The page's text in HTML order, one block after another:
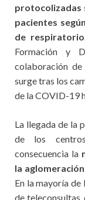
protocolizadas
pacientes
de respiratorio
Formación y
colaboración
surge tras los
de la COVID-19
La llegada de la
de los
consecuencia la
la
En la mayoría de
de teleconsultas,